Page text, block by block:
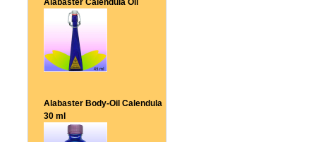
Alabaster Calendula Oil
Alabaster Body-Oil Calendula
30 ml